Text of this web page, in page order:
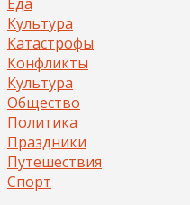
Культура
Катастрофы
Конфликты
Культура
Общество
Политика
Праздники
Путешествия
Спорт